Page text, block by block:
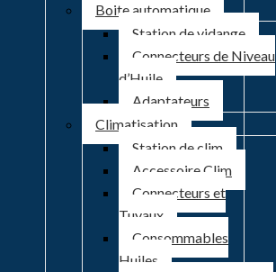
Boite automatique
Station de vidange
Connecteurs de Niveau
d’Huile
Adaptateurs
Climatisation
Station de clim
Accessoire Clim
Connecteurs et
Tuyaux
Consommables
Huiles